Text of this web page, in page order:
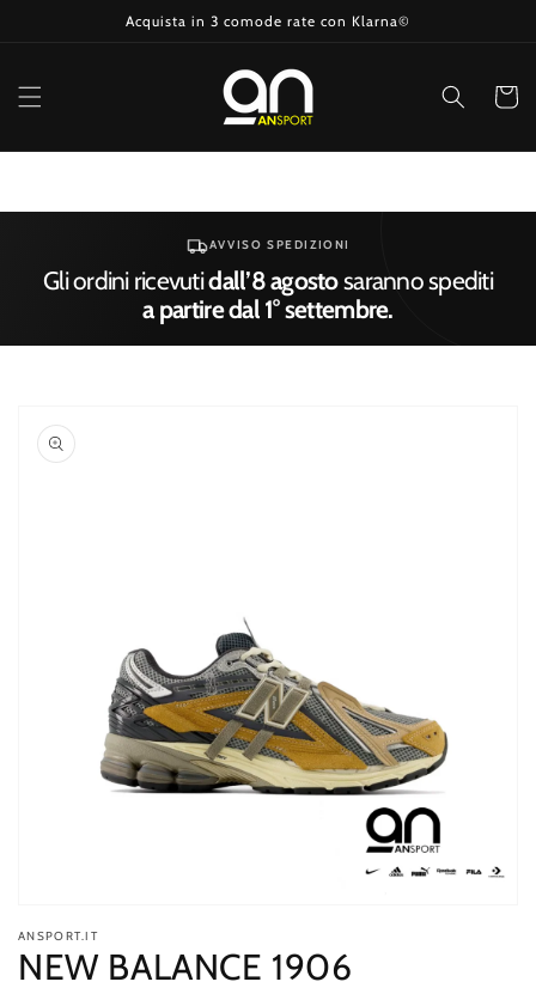
direttamenteAcquista in 3 comode rate con Klarna©
AVVISO SPEDIZIONI
Gli ordini ricevutidall’8 agostosaranno spediti
a partire dal 1° settembre.
informazioni
sul prodotto
contenuti
1
in
ANSPORT.IT
NEW BALANCE 1906